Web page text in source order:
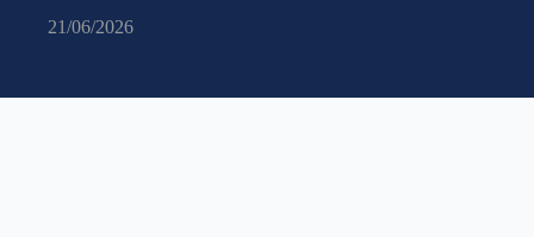
21/06/2026